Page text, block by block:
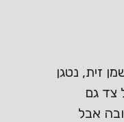
זית, נטגן
צד גם
אבל